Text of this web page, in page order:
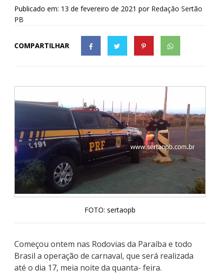
Publicado em: 13 de fevereiro de 2021 por Redação Sertão
PB
COMPARTILHAR
FOTO: sertaopb
Começou ontem nas Rodovias da Paraíba e todo
Brasil a operação de carnaval, que será realizada
até o dia 17, meia noite da quanta- feira.